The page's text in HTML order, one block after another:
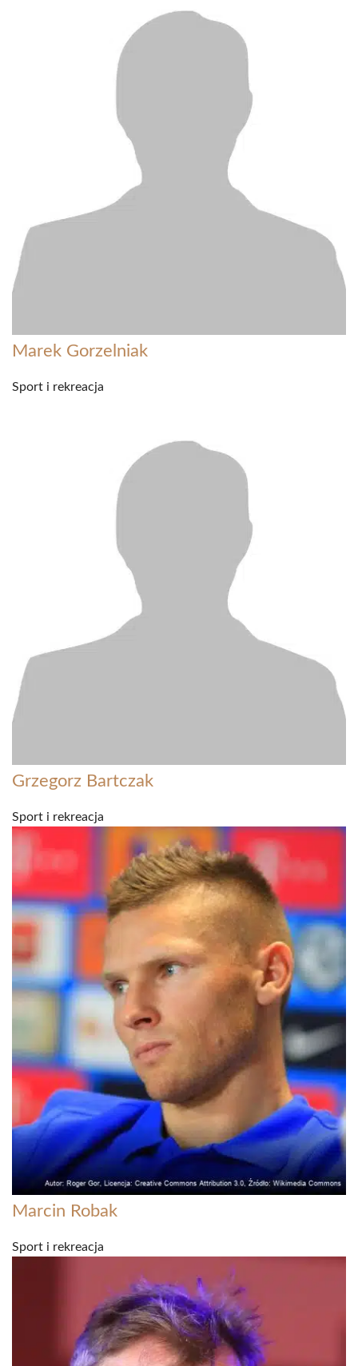
Marek Gorzelniak
Sport i rekreacja
Grzegorz Bartczak
Sport i rekreacja
Marcin Robak
Sport i rekreacja